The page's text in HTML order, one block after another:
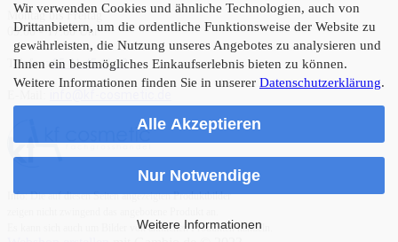
Wir verwenden Cookies und ähnliche Technologien, auch von
Drittanbietern, um die ordentliche Funktionsweise der Website zu
gewährleisten, die Nutzung unseres Angebotes zu analysieren und
Ihnen ein bestmögliches Einkaufserlebnis bieten zu können.
Weitere Informationen finden Sie in unserer Datenschutzerklärung.
Alle Akzeptieren
Nur Notwendige
Weitere Informationen
Montag bis Freitag
09:00 - 17:00 Uhr
Telefon:05 21 45 11 10
Info: Die auf diesen Seiten angezeigten Produktbilder
Es kann sich auch um Bilder von ähnlichen Produkten handeln.